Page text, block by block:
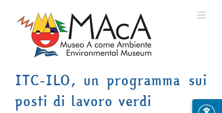
ITC-ILO, un programma sui
posti di lavoro verdi